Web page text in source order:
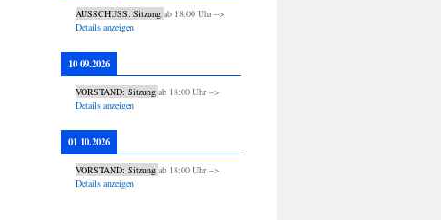
AUSSCHUSS: Sitzung ab 18:00Uhr -->
Details anzeigen
10 09.2026
VORSTAND: Sitzung ab 18:00Uhr -->
Details anzeigen
01 10.2026
VORSTAND: Sitzung ab 18:00Uhr -->
Details anzeigen